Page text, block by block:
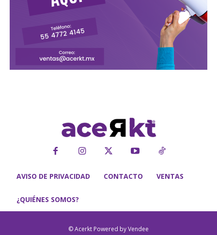
AVISO DE PRIVACIDAD CONTACTO VENTAS
¿QUIÉNES SOMOS?
© Acerkt Powered by Vendee